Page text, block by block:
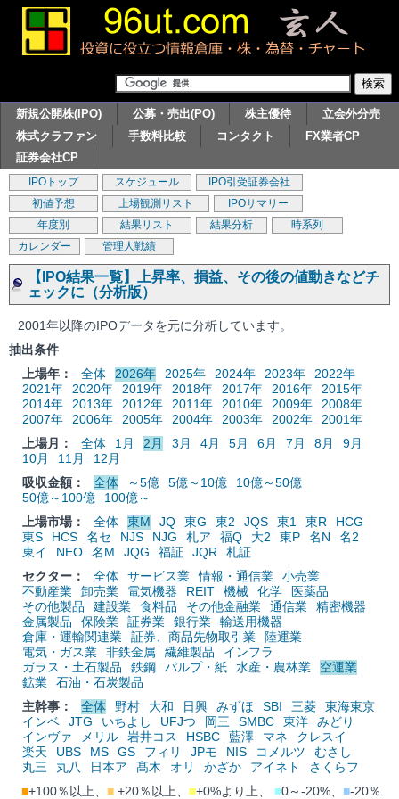
新規公開株(IPO) 公募・売出(PO) 株主優待
立会外分売
株式クラファン
手数料比較 コンタクト
FX業者CP
証券会社CP
IPOトップ スケジュール
IPO引受証券会社
初値予想
上場観測リスト
IPOサマリー
年度別
結果リスト 結果分析
時系列
カレンダー
管理人戦績
【IPO結果一覧】上昇率、損益、その後の値動きなどチ
ェックに（分析版）
2001年以降のIPOデータを元に分析しています。
抽出条件
上場年：
全体 2026年 2025年 2024年 2023年
2022年
2021年
2020年 2019年 2018年 2017年 2016年
2015年
2014年
2013年 2012年 2011年 2010年 2009年
2008年
2007年
2006年 2005年 2004年 2003年 2002年
2001年
上場月：
全体 1月 2月 3月 4月 5月 6月 7月 8月
9月
10月
11月
12月
吸収金額：
全体 ～5億 5億～10億
10億～50億
50億～100億
100億～
上場市場：
全体 東M JQ 東G 東2 JQS 東1 東R
HCG
東S
HCS 名セ NJS NJG 札ア 福Q 大2 東P 名N
名2
東イ
NEO 名M JQG 福証 JQR
札証
セクター：
全体 サービス業 情報・通信業
小売業
不動産業
卸売業 電気機器 REIT 機械 化学
医薬品
その他製品
建設業 食料品 その他金融業 通信業
精密機器
金属製品
保険業 証券業 銀行業
輸送用機器
倉庫・運輸関連業
証券、商品先物取引業
陸運業
電気・ガス業
非鉄金属 繊維製品
インフラ
ガラス・土石製品
鉄鋼 パルプ・紙 水産・農林業
空運業
鉱業
石油・石炭製品
主幹事：
全体 野村 大和 日興 みずほ SBI 三菱
東海東京
インベ
JTG いちよし UFJつ 岡三 SMBC 東洋
みどり
インヴァ
メリル 岩井コス HSBC 藍澤 マネ
クレスイ
楽天
UBS MS GS フィリ JPモ NIS コメルツ
むさし
丸三
丸八 日本ア 髙木 オリ かざか アイネト
さくらフ
■+100％以上、 ■ +20％以上、 ■+0%より上、 ■0～-20%、 ■-20％